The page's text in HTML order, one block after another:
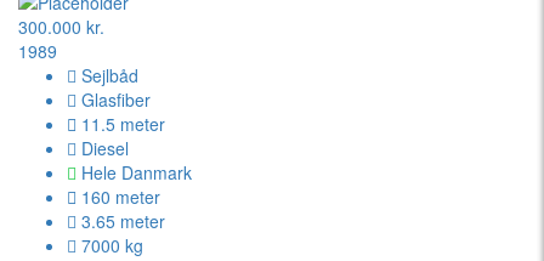
300.000 kr.
1989
Sejlbåd
Glasfiber
11.5 meter
Diesel
Hele Danmark
160 meter
3.65 meter
7000 kg